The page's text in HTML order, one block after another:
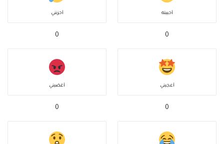
أحببته
0
أحزنني
0
أعجبني
0
أغضبني
0